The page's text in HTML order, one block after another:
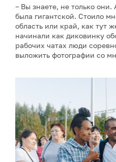
– Вы знаете, не только они.
была гигантской. Стоило
область или край, как тут
начинали как диковинку
рабочих чатах люди
выложить фотографии со